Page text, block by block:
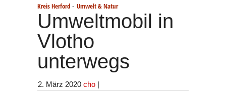
Kreis Herford - Umwelt & Natur
Umweltmobil in
Vlotho
unterwegs
2. März 2020 cho |